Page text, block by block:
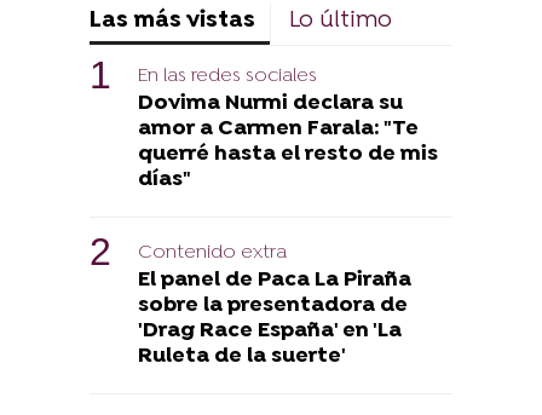
Las más vistas Lo último
En las redes sociales
Dovima Nurmi declara su
amor a Carmen Farala: "Te
querré hasta el resto de mis
días"
Contenido extra
El panel de Paca La Piraña
sobre la presentadora de
'Drag Race España' en 'La
Ruleta de la suerte'